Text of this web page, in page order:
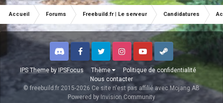
Accueil Forums Freebuild.fr | Le serveur Candidatures
IPS Themeby IPSFocus Thème
Politique de confidentialité
Nous contacter
Discord FacebookTwitter InstagramYoutubeSteam
© freebuild.fr 2015-2026 Ce site n'est pas affilié avec Mojang AB
Powered by Invision Community